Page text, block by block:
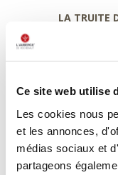
Ce site web utilise
Les cookies nous
et les annonces,
médias sociaux et
partageons
LA TRUITE
cuite
dashi au miso
filet brûlé à